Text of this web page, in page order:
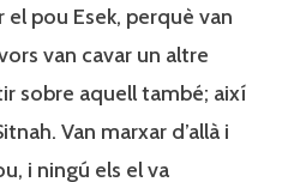
pou Esek, perquè van
van cavar un altre
sobre aquell també; així
Van marxar d’allà i
i ningú els el va